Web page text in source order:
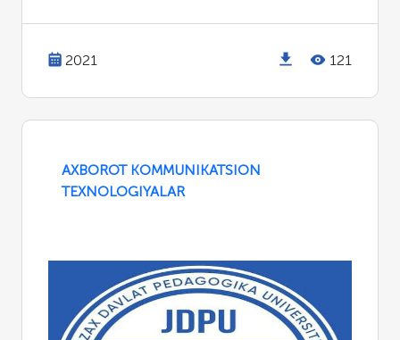
2021 121
AXBOROT KOMMUNIKATSION
TEXNOLOGIYALAR